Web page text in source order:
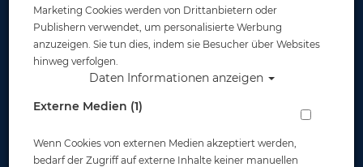
Taschen
Marketing Cookies werden von Drittanbietern oder
Publishern verwendet, um personalisierte Werbung
anzuzeigen. Sie tun dies, indem sie Besucher über Websites
hinweg verfolgen.
Daten Informationen anzeigen
Externe Medien (1)
Wenn Cookies von externen Medien akzeptiert werden,
bedarf der Zugriff auf externe Inhalte keiner manuellen